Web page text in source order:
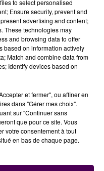
le V and B Fest' 2026 !
to select personalised
Ensure security, prevent and
advertising and content;
These technologies may
and browsing data to offer
based on information actively
Match and combine data from
Identify devices based on
et fermer", ou affiner en
dans "Gérer mes choix".
sur "Continuer sans
que pour ce site. Vous
votre consentement à tout
en bas de chaque page.